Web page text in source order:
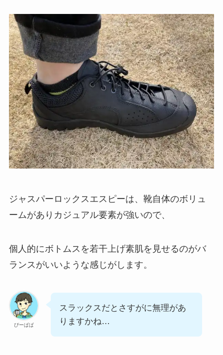
ジャスパーロックスエスピーは、靴自体のボリュ
ームがありカジュアル要素が強いので、
個人的にボトムスを若干上げ素肌を見せるのがバ
ランスがいいような感じがします。
ぴーぱぱ
スラックスだとさすがに無理があ
りますかね…